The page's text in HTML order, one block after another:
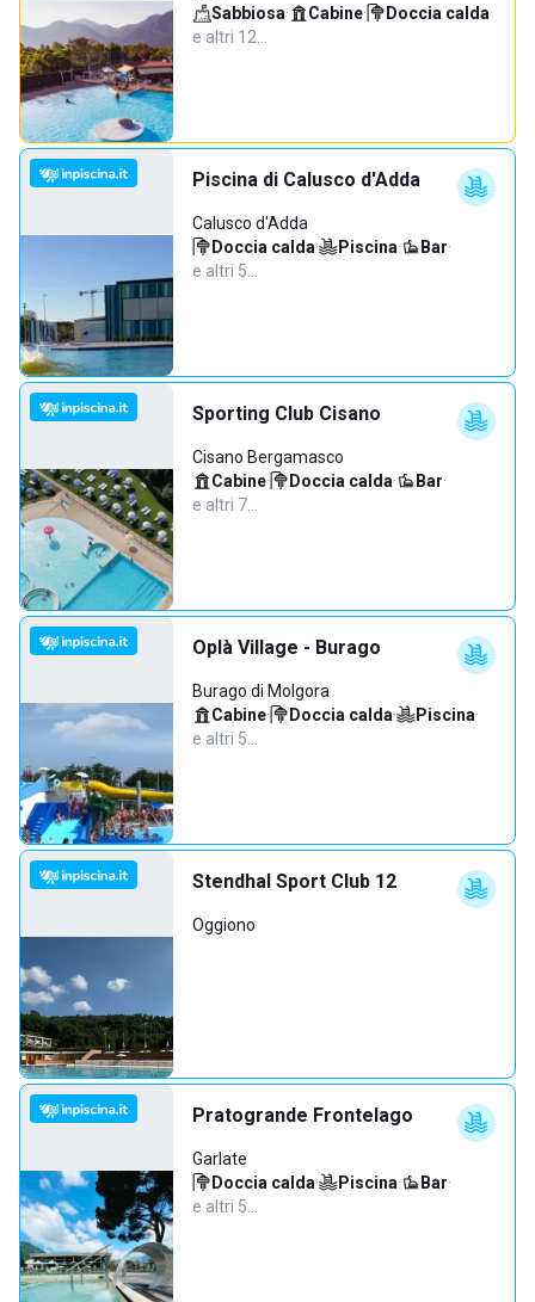
Sabbiosa· Cabine· Doccia calda·
e altri 12…
Piscina di Calusco d'Adda
Calusco d'Adda
Doccia calda· Piscina· Bar·
e altri 5…
Sporting Club Cisano
Cisano Bergamasco
Cabine· Doccia calda· Bar·
e altri 7…
Oplà Village - Burago
Burago di Molgora
Cabine· Doccia calda· Piscina·
e altri 5…
Stendhal Sport Club 12
Oggiono
Pratogrande Frontelago
Garlate
Doccia calda· Piscina· Bar·
e altri 5…